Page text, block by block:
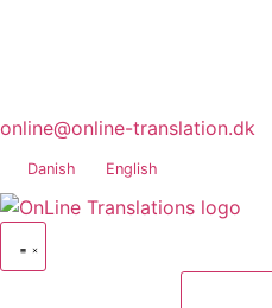
online@online-translation.dk
Danish English